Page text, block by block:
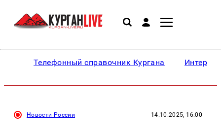
Телефонный справочник Кургана
Новости России 14.10.2025, 16:00